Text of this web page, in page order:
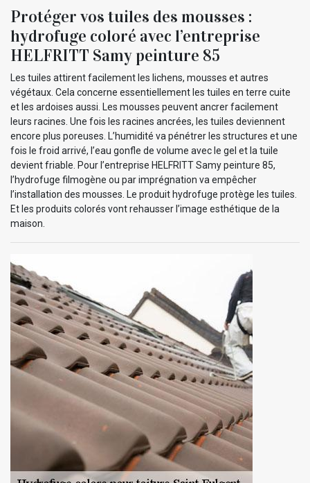
Protéger vos tuiles des mousses :
hydrofuge coloré avec l’entreprise
HELFRITT Samy peinture 85
Les tuiles attirent facilement les lichens, mousses et autres
végétaux. Cela concerne essentiellement les tuiles en terre cuite
et les ardoises aussi. Les mousses peuvent ancrer facilement
leurs racines. Une fois les racines ancrées, les tuiles deviennent
encore plus poreuses. L’humidité va pénétrer les structures et une
fois le froid arrivé, l’eau gonfle de volume avec le gel et la tuile
devient friable. Pour l’entreprise HELFRITT Samy peinture 85,
l’hydrofuge filmogène ou par imprégnation va empêcher
l’installation des mousses. Le produit hydrofuge protège les tuiles.
Et les produits colorés vont rehausser l’image esthétique de la
maison.